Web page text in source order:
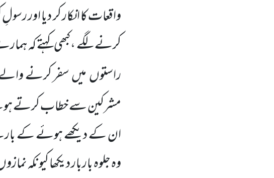
واقعات کا انکار کر دیا اور
کرنے لگے ،کبھی کہتے کہ
راستوں میں سفر کرنے
مشرکین سے خطاب کرتے
ان کے دیکھے ہوئے کے
وہ جلوہ باربار دیکھا کیونکہ